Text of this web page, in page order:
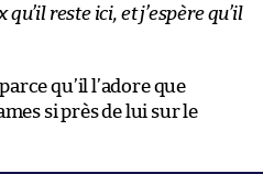
qu’il reste ici, et j’espère qu’il
qu’il l’adore que
si près de lui sur le